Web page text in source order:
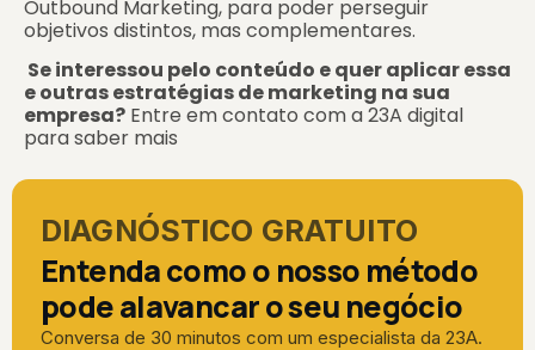
Outbound Marketing, para poder perseguir
objetivos distintos, mas complementares.
Se interessou pelo conteúdo e quer aplicar essa
e outras estratégias de marketing na sua
empresa? Entre em contato com a 23A digital
para saber mais
DIAGNÓSTICO GRATUITO
Entenda como o nosso método
pode alavancar o seu negócio
Conversa de 30 minutos com um especialista da 23A.